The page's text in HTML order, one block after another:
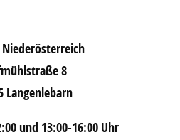
8
Langenlebarn
und 13:00-16:00 Uhr